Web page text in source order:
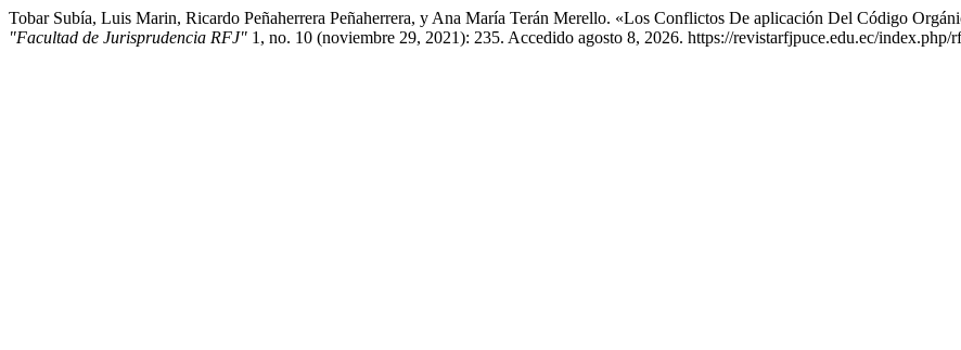
Tobar Subía, Luis Marin, Ricardo Peñaherrera Peñaherrera, y Ana María Terán Merello. «Los Conflictos De aplicación Del Código
"Facultad de Jurisprudencia RFJ" 1, no. 10 (noviembre 29, 2021): 235. Accedido agosto 8, 2026. https://revistarfjpuce.edu.ec/index.php/